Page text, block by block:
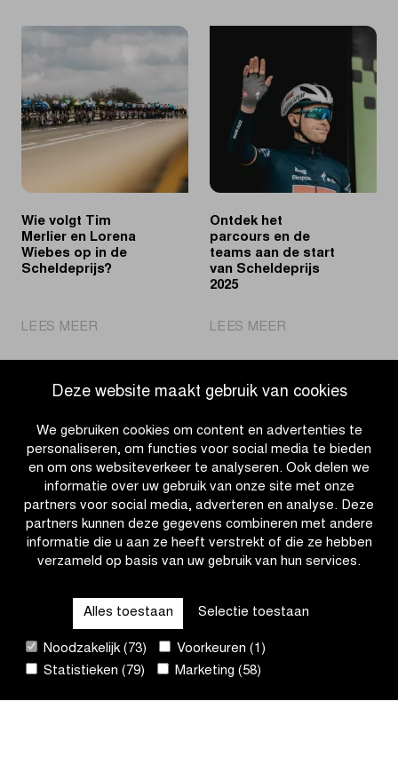
Deze website maakt gebruik van cookies
We gebruiken cookies om content en advertenties te
personaliseren, om functies voor social media te bieden
en om ons websiteverkeer te analyseren. Ook delen we
informatie over uw gebruik van onze site met onze
partners voor social media, adverteren en analyse. Deze
partners kunnen deze gegevens combineren met andere
informatie die u aan ze heeft verstrekt of die ze hebben
verzameld op basis van uw gebruik van hun services.
Alles toestaan Selectie toestaan
Noodzakelijk (73)
Voorkeuren (1)
Statistieken (79)
Marketing (58)
sprint
voorbij
Philipsen
naar
tweede
zege
Schoten
tot
2031
aankomst
in
Schoten
Wie volgt Tim
Merlier en Lorena
Wiebes op in de
Scheldeprijs?
LEES MEER
volgt
Tim
en
Wiebes
op
in
de
Scheldeprijs?
Ontdek het
parcours en de
teams aan de start
van Scheldeprijs
2025
LEES MEER
het
parcours
teams
aan
de
start
van
Scheldeprijs
2025
OTHER RACES
CONTACT